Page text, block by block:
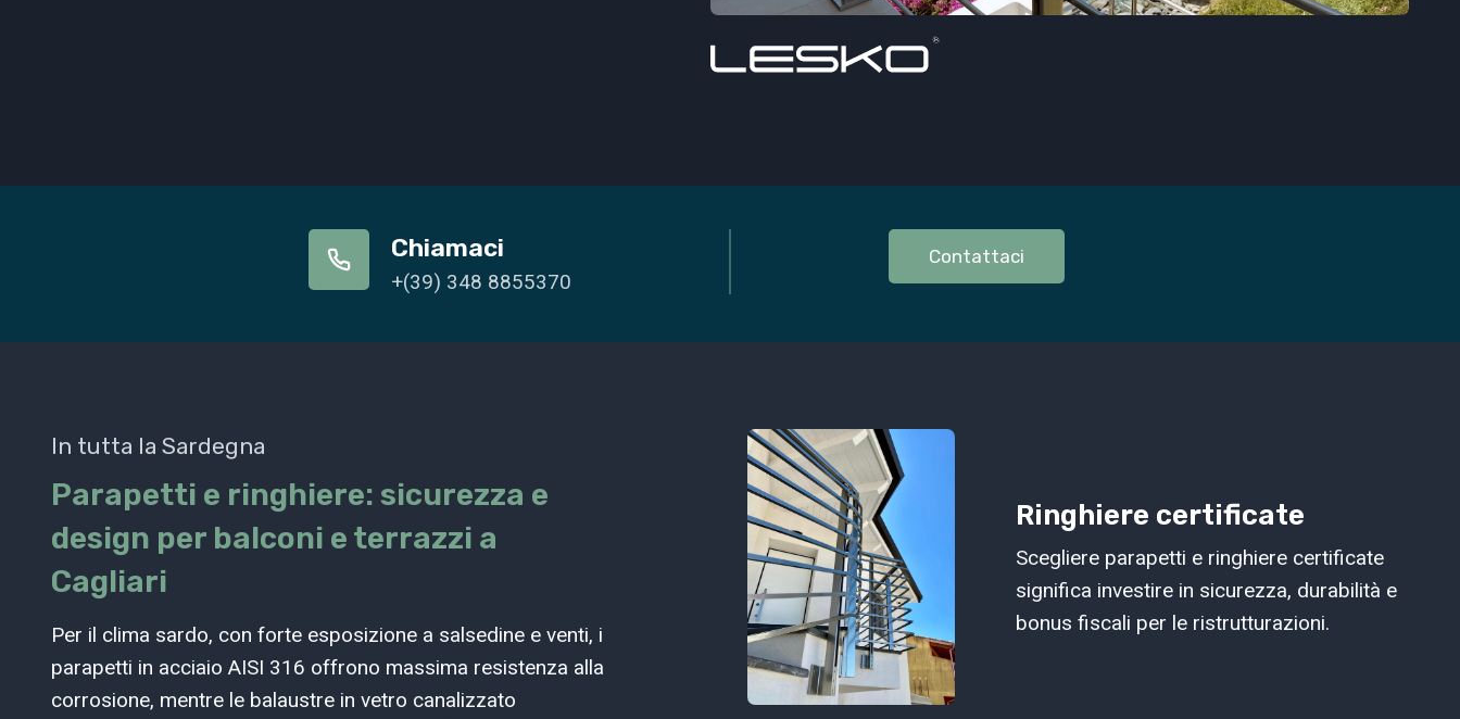
Chiamaci
+(39) 348 8855370
Contattaci
In tutta la Sardegna
Parapetti e ringhiere: sicurezza e
design per balconi e terrazzi a
Cagliari
Per il clima sardo, con forte esposizione a salsedine e venti, i
parapetti in acciaio AISI 316 offrono massima resistenza alla
corrosione, mentre le balaustre in vetro canalizzato
Ringhiere certificate
Scegliere parapetti e ringhiere certificate
significa investire in sicurezza, durabilità e
bonus fiscali per le ristrutturazioni.